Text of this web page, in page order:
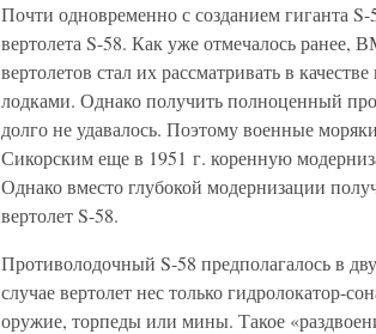
Почти одновременно с созданием гиганта
вертолета S-58. Как уже отмечалось
вертолетов стал их рассматривать в
лодками. Однако получить полноценный
долго не удавалось. Поэтому военные
Сикорским еще в 1951 г. коренную
Однако вместо глубокой модернизации
вертолет S-58.
Противолодочный S-58 предполагалось в
случае вертолет нес только гидролокатор-
оружие, торпеды или мины. Такое